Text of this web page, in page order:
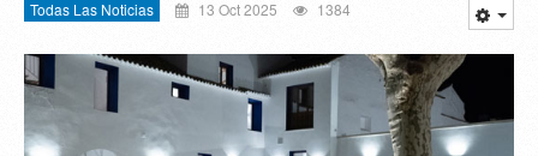
Todas Las Noticias 13 Oct 2025 1384